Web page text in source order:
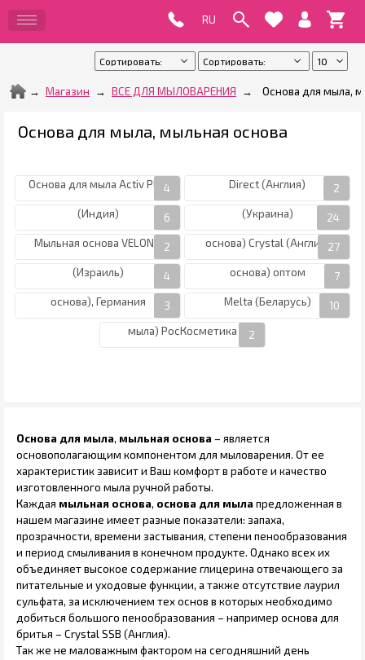
Магазин ВСЕ ДЛЯ МЫЛОВАРЕНИЯ Основа для мыла,
Основа для мыла, мыльная основа
Основа для мыла Activ Play
Direct (Англия)
Основа для мыла IPURE
(Индия)
Основа для мыла Neri
(Украина)
Мыльная основа VELONA
Основа для мыла (мыльная
основа) Crystal (Англия)
Основа для мыла Melt&Pour
(Израиль)
Основа для мыла (мыльная
основа) оптом
Основа для мыла (мыльная
основа), Германия
Основа для мыла Мелта /
Melta (Беларусь)
Мыльная основа (основа для
мыла) РосКосметика
Основа для мыла, мыльная основа – является
основополагающим компонентом для мыловарения. От ее
характеристик зависит и Ваш комфорт в работе и качество
изготовленного мыла ручной работы.
Каждая мыльная основа, основа для мыла предложенная в
нашем магазине имеет разные показатели: запаха,
прозрачности, времени застывания, степени пенообразования
и период смыливания в конечном продукте. Однако всех их
объединяет высокое содержание глицерина отвечающего за
питательные и уходовые функции, а также отсутствие лаурил
сульфата, за исключением тех основ в которых необходимо
добиться большого пенообразования – например основа для
бритья – Crystal SSB (Англия).
Так же не маловажным фактором на сегодняшний день